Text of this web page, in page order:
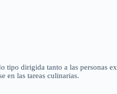
tipo dirigida tanto a las personas
en las tareas culinarias.